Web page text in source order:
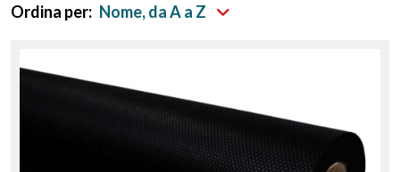
Ordina per: Nome, da A a Z